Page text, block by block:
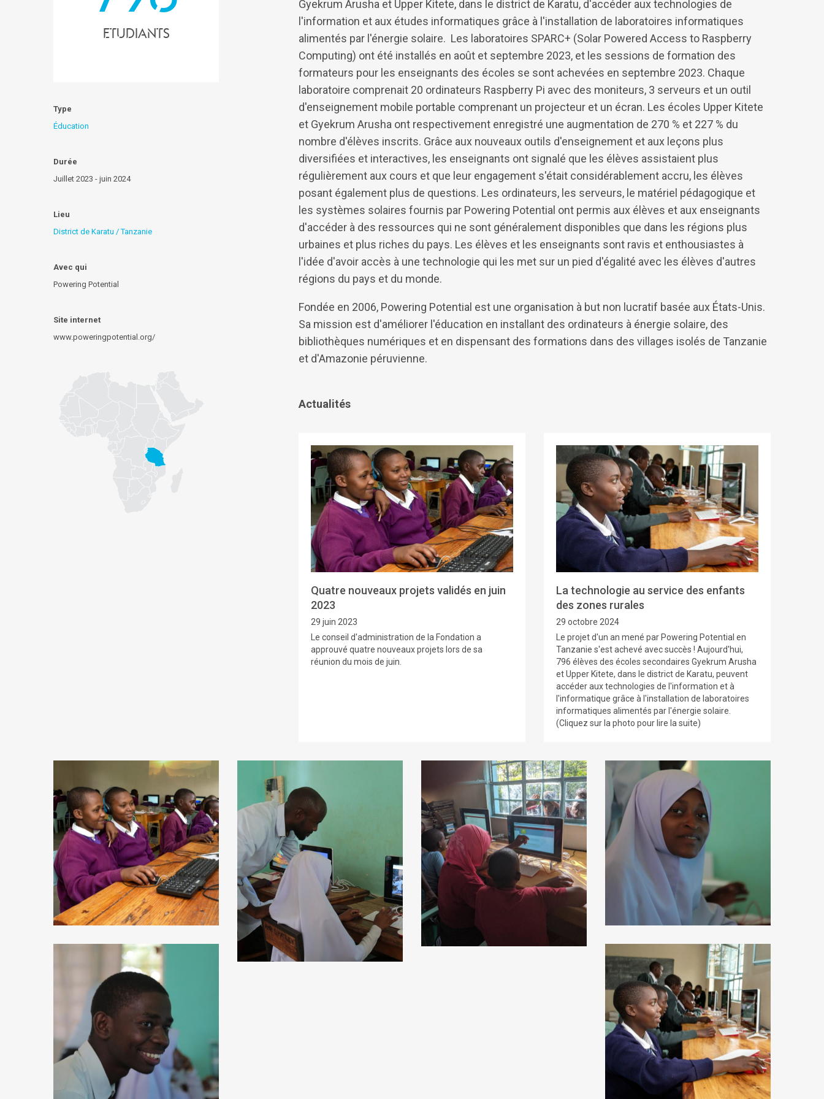
Gyekrum Arusha et Upper Kitete, dans le district de Karatu, d'accéder aux technologies de
l'information et aux études informatiques grâce à l'installation de laboratoires informatiques
alimentés par l'énergie solaire. Les laboratoires SPARC+ (Solar Powered Access to Raspberry
Computing) ont été installés en août et septembre 2023, et les sessions de formation des
formateurs pour les enseignants des écoles se sont achevées en septembre 2023. Chaque
laboratoire comprenait 20 ordinateurs Raspberry Pi avec des moniteurs, 3 serveurs et un outil
d'enseignement mobile portable comprenant un projecteur et un écran. Les écoles Upper Kitete
et Gyekrum Arusha ont respectivement enregistré une augmentation de 270 % et 227 % du
nombre d'élèves inscrits. Grâce aux nouveaux outils d'enseignement et aux leçons plus
diversifiées et interactives, les enseignants ont signalé que les élèves assistaient plus
régulièrement aux cours et que leur engagement s'était considérablement accru, les élèves
posant également plus de questions. Les ordinateurs, les serveurs, le matériel pédagogique et
les systèmes solaires fournis par Powering Potential ont permis aux élèves et aux enseignants
d'accéder à des ressources qui ne sont généralement disponibles que dans les régions plus
urbaines et plus riches du pays. Les élèves et les enseignants sont ravis et enthousiastes à
l'idée d'avoir accès à une technologie qui les met sur un pied d'égalité avec les élèves d'autres
régions du pays et du monde.
Fondée en 2006, Powering Potential est une organisation à but non lucratif basée aux États-Unis.
Sa mission est d'améliorer l'éducation en installant des ordinateurs à énergie solaire, des
bibliothèques numériques et en dispensant des formations dans des villages isolés de Tanzanie
et d'Amazonie péruvienne.
Actualités
Quatre nouveaux projets validés en juin
2023
29 juin 2023
Le conseil d'administration de la Fondation a
approuvé quatre nouveaux projets lors de sa
réunion du mois de juin.
La technologie au service des enfants
des zones rurales
29 octobre 2024
Le projet d'un an mené par Powering Potential en
Tanzanie s'est achevé avec succès ! Aujourd'hui,
796 élèves des écoles secondaires Gyekrum Arusha
et Upper Kitete, dans le district de Karatu, peuvent
accéder aux technologies de l'information et à
l'informatique grâce à l'installation de laboratoires
informatiques alimentés par l'énergie solaire.
(Cliquez sur la photo pour lire la suite)
Etudiants
Type
Éducation
Durée
Juillet 2023 - juin 2024
Lieu
District de Karatu / Tanzanie
Avec qui
Powering Potential
Site internet
www.poweringpotential.org/